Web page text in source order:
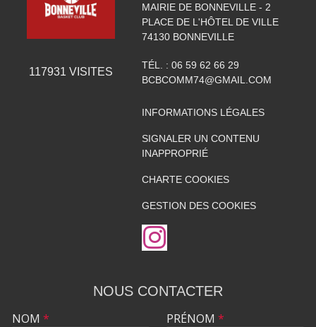
117931 VISITES
MAIRIE DE BONNEVILLE - 2
PLACE DE L'HÔTEL DE VILLE
74130 BONNEVILLE
TÉL. : 06 59 62 66 29
BCBCOMM74@GMAIL.COM
INFORMATIONS LÉGALES
SIGNALER UN CONTENU
INAPPROPRIÉ
CHARTE COOKIES
GESTION DES COOKIES
NOUS CONTACTER
NOM * PRÉNOM *